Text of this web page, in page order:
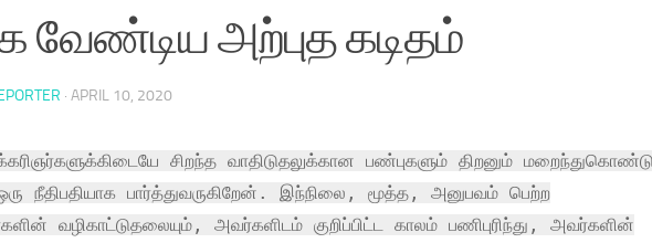
வேண்டிய அற்புத கடிதம்
· APRIL 10, 2020
சிறந்த வாதிடுதலுக்கான பண்புகளும் திறனும் மறைந்துகொண்டு
நீதிபதியாக பார்த்துவருகிறேன். இந்நிலை, மூத்த, அனுபவம் பெற்ற
வழிகாட்டுதலையும், அவர்களிடம் குறிப்பிட்ட காலம் பணிபுரிந்து, அவர்களின்